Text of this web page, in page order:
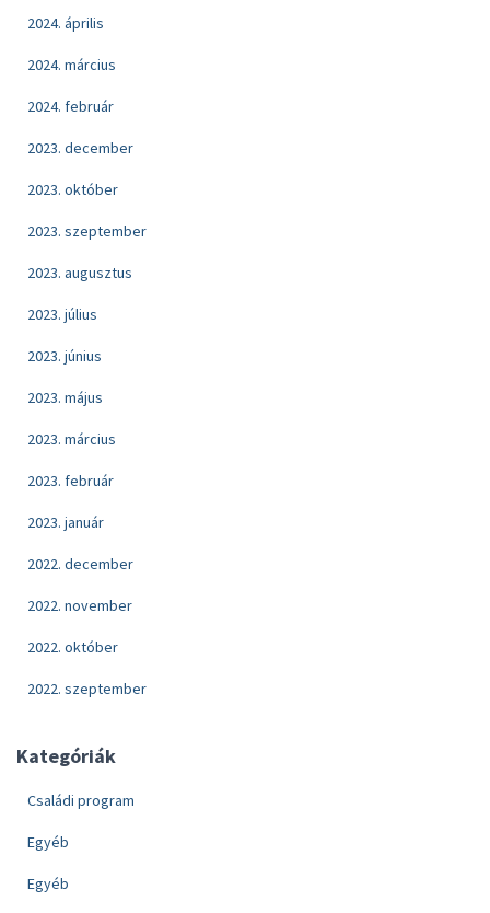
2024. április
2024. március
2024. február
2023. december
2023. október
2023. szeptember
2023. augusztus
2023. július
2023. június
2023. május
2023. március
2023. február
2023. január
2022. december
2022. november
2022. október
2022. szeptember
Kategóriák
Családi program
Egyéb
Egyéb